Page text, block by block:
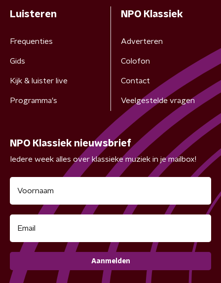
Luisteren
Frequenties
Gids
Kijk & luister live
Programma's
NPO Klassiek
Adverteren
Colofon
Contact
Veelgestelde vragen
NPO Klassiek nieuwsbrief
Iedere week alles over klassieke muziek in je mailbox!
Aanmelden